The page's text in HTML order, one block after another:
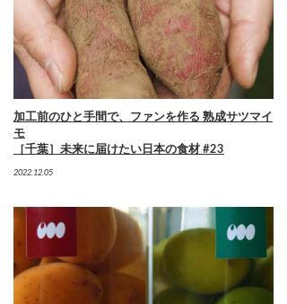
加工前のひと手間で、ファンを作る 熟成サツマイ
モ
［千葉］未来に届けたい日本の食材 #23
2022.12.05